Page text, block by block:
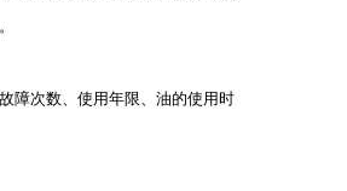
障次数、使用年限、油的使用时